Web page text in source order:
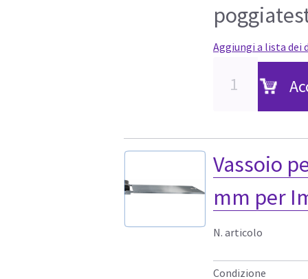
Aggiungi a lista dei
Vassoio
mm per
N. articolo
Condizione